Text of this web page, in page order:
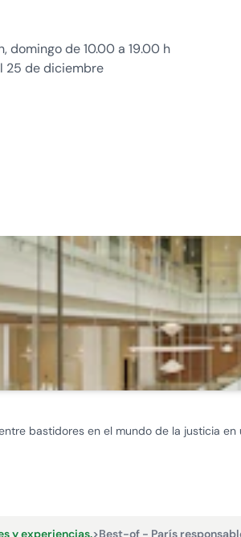
domingo de 10.00 a 19.00 h
25 de diciembre
bastidores en el mundo de la justicia
y experiencias.>Best-of - París